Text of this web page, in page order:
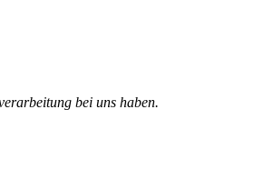
bei uns haben.